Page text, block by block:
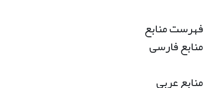
فهرست منابع
منابع فارسی
منابع عربی